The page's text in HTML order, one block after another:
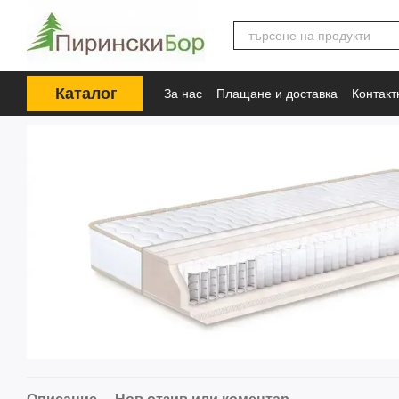
Премини към основното съдържание
Каталог За нас Плащане и доставка